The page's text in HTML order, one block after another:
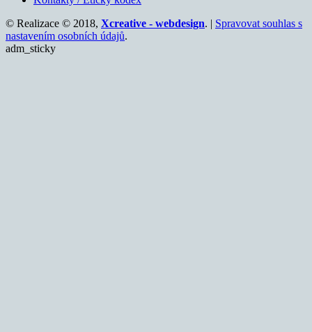
© Realizace © 2018, Xcreative - webdesign. | Spravovat souhlas s
nastavením osobních údajů.
adm_sticky